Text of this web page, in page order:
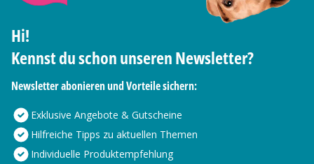
Hi!
Kennst du schon unseren Newsletter?
Newsletter abonieren und Vorteile sichern:
Exklusive Angebote & Gutscheine
Hilfreiche Tipps zu aktuellen Themen
Individuelle Produktempfehlung